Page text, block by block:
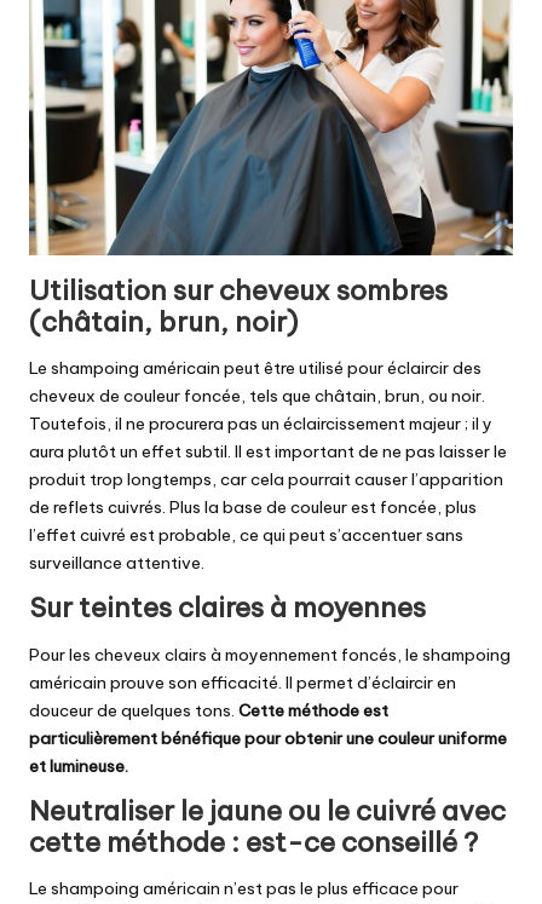
Utilisation sur cheveux sombres
(châtain, brun, noir)
Le shampoing américain peut être utilisé pour éclaircir des
cheveux de couleur foncée, tels que châtain, brun, ou noir.
Toutefois, il ne procurera pas un éclaircissement majeur ; il y
aura plutôt un effet subtil. Il est important de ne pas laisser le
produit trop longtemps, car cela pourrait causer l’apparition
de reflets cuivrés. Plus la base de couleur est foncée, plus
l’effet cuivré est probable, ce qui peut s’accentuer sans
surveillance attentive.
Sur teintes claires à moyennes
Pour les cheveux clairs à moyennement foncés, le shampoing
américain prouve son efficacité. Il permet d’éclaircir en
douceur de quelques tons. Cette méthode est
particulièrement bénéfique pour obtenir une couleur uniforme
et lumineuse.
Neutraliser le jaune ou le cuivré avec
cette méthode : est-ce conseillé ?
Le shampoing américain n’est pas le plus efficace pour